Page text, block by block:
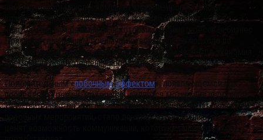
конструктивном русле, помогает минимизировать риски
возникновения конфликтов и, как правило, приводит к
конструктивным решениям, в которых так заинтересован бизнес.
При этом главнейшим преимуществом данного подхода по
сравнению с традиционным краудсорсингом является экономия
времени на поиск решения проблемы.
Положительным «побочным эффектом», появляющемся при
проведении тренинг-модерации, является мотивация персонала.
Действительно, по итогам анализа обратной связи по окончании
подобных мероприятий, стало понятно, что участники высоко
ценят возможность коммуникации, которую данный формат